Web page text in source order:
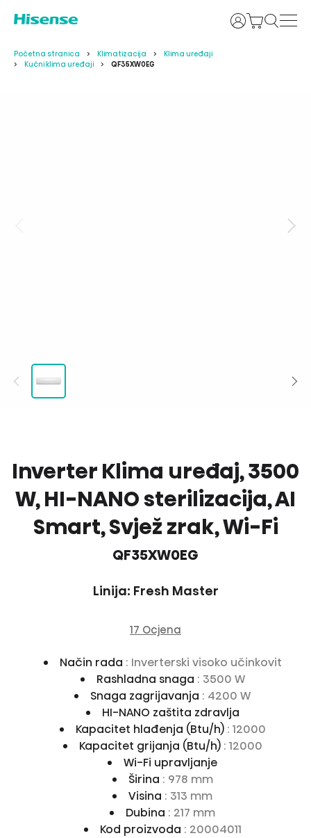
Prijava
Početna stranica Klimatizacija
Klima uređaji
Kućni klima uređaji
QF35XW0EG
Inverter Klima uređaj, 3500
W, HI-NANO sterilizacija, AI
Smart, Svjež zrak, Wi-Fi
QF35XW0EG
Linija: Fresh Master
17 Ocjena
Način rada : Inverterski visoko učinkovit
Rashladna snaga : 3500 W
Snaga zagrijavanja : 4200 W
HI-NANO zaštita zdravlja
Kapacitet hlađenja (Btu/h) : 12000
Kapacitet grijanja (Btu/h) : 12000
Wi-Fi upravljanje
Širina : 978 mm
Visina : 313 mm
Dubina : 217 mm
Kod proizvoda : 20004011